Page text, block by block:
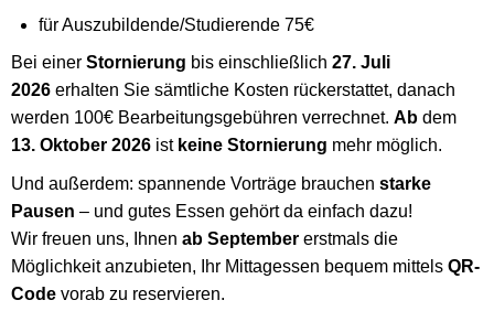
für Auszubildende/Studierende 75€
Bei einer Stornierung bis einschließlich 27. Juli
2026 erhalten Sie sämtliche Kosten rückerstattet, danach
werden 100€ Bearbeitungsgebühren verrechnet. Ab dem
13. Oktober 2026 ist keine Stornierung mehr möglich.
Und außerdem: spannende Vorträge brauchen starke
Pausen – und gutes Essen gehört da einfach dazu!
Wir freuen uns, Ihnen ab September erstmals die
Möglichkeit anzubieten, Ihr Mittagessen bequem mittels QR-
Code vorab zu reservieren.